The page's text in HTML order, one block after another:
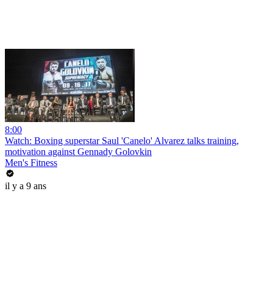
8:00
Watch: Boxing superstar Saul 'Canelo' Alvarez talks training,
motivation against Gennady Golovkin
Men's Fitness
il y a 9 ans